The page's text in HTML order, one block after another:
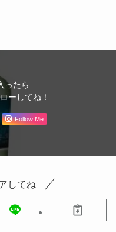
ったら
ーしてね！
Follow Me
してね